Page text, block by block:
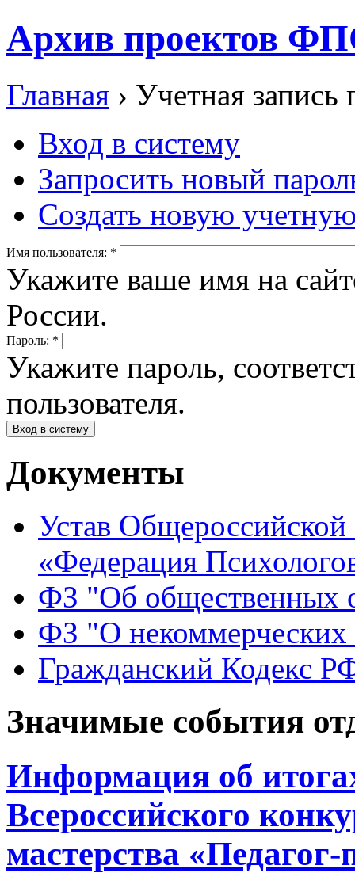
Архив проектов
Главная › Учетная запись
Вход в систему
Запросить новый
Создать новую
Имя пользователя: *
Укажите ваше имя на
России.
Пароль: *
Укажите пароль,
пользователя.
Документы
Устав
«Федерация
ФЗ "Об общественных
ФЗ "О некоммерческих
Гражданский Кодекс
Значимые события
Информация об
Всероссийского
мастерства